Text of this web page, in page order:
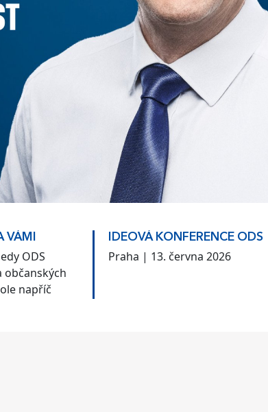
VÁMI
ODS
občanských
napříč
IDEOVÁ KONFERENCE ODS
Praha | 13. června 2026